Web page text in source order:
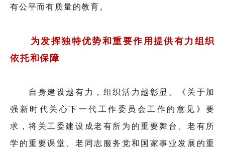
有公平而有质量的教育。
为发挥独特优势和重要作用提供有力组织
依托和保障
自身建设越有力，组织活力越彰显。《关于加
强新时代关心下一代工作委员会工作的意见》要
求，将关工委建设成老有所为的重要舞台、老有所
学的重要课堂、老同志服务党和国家事业发展的重